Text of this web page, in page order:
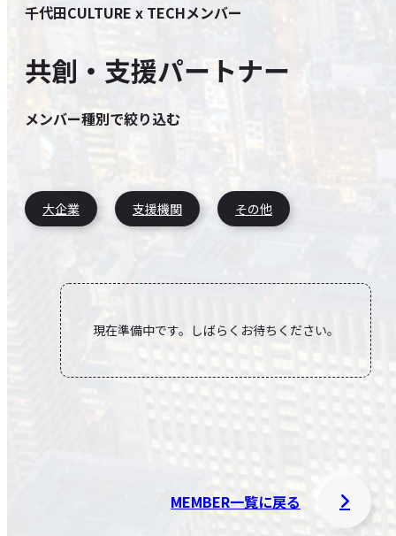
MEMBERSHIP
COMMUNITY
CONTACT
千代田CULTURE x TECHメンバー
共創・支援パートナー
メンバー種別で絞り込む
大企業 支援機関 その他
現在準備中です。しばらくお待ちください。
MEMBER一覧に戻る